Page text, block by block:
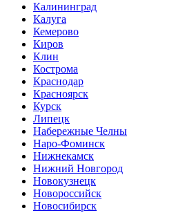
Калининград
Калуга
Кемерово
Киров
Клин
Кострома
Краснодар
Красноярск
Курск
Липецк
Набережные Челны
Наро-Фоминск
Нижнекамск
Нижний Новгород
Новокузнецк
Новороссийск
Новосибирск